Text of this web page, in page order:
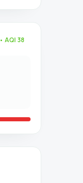
• AQI 38